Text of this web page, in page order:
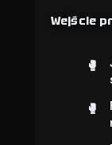
Wejście